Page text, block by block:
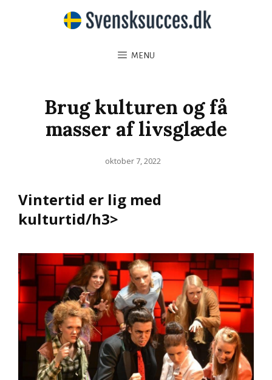
MENU
Brug kulturen og få
masser af livsglæde
Posted
oktober 7, 2022
Vintertid er lig med
kulturtid/h3>